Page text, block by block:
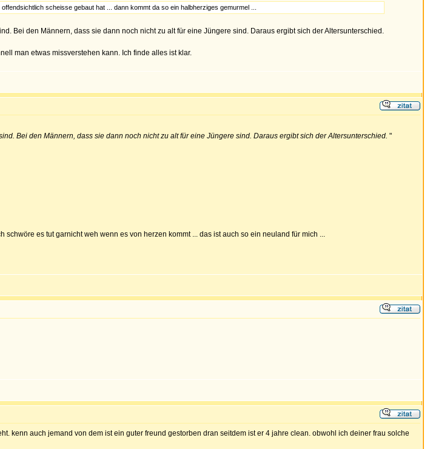
scheisse gebaut hat ... dann kommt da so ein halbherziges gemurmel ...
Bei den Männern, dass sie dann noch nicht zu alt für eine Jüngere sind. Daraus ergibt sich der Altersunterschied.
man etwas missverstehen kann. Ich finde alles ist klar.
Bei den Männern, dass sie dann noch nicht zu alt für eine Jüngere sind. Daraus ergibt sich der Altersunterschied. "
es tut garnicht weh wenn es von herzen kommt ... das ist auch so ein neuland für mich ...
kenn auch jemand von dem ist ein guter freund gestorben dran seitdem ist er 4 jahre clean. obwohl ich deiner frau solche